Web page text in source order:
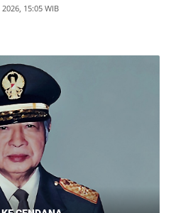
15:05 WIB